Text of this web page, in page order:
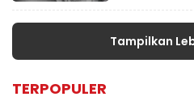
Tampilkan
TERPOPULER